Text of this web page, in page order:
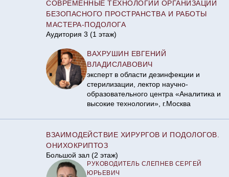
СОВРЕМЕННЫЕ ТЕХНОЛОГИИ ОРГАНИЗАЦИИ
БЕЗОПАСНОГО ПРОСТРАНСТВА И РАБОТЫ
МАСТЕРА-ПОДОЛОГА
Аудитория 3 (1 этаж)
ВАХРУШИН ЕВГЕНИЙ
ВЛАДИСЛАВОВИЧ
эксперт в области дезинфекции и
стерилизации, лектор научно-
образовательного центра «Аналитика и
высокие технологии», г.Москва
ВЗАИМОДЕЙСТВИЕ ХИРУРГОВ И ПОДОЛОГОВ.
ОНИХОКРИПТОЗ
Большой зал (2 этаж)
РУКОВОДИТЕЛЬ СЛЕПНЕВ СЕРГЕЙ
ЮРЬЕВИЧ